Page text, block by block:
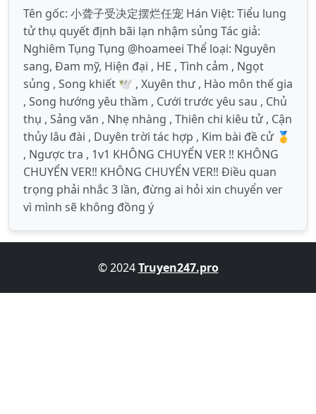
Tên gốc: 小聋子受决定摆烂任宠 Hán Việt: Tiểu lung
tử thụ quyết định bãi lạn nhậm sủng Tác giả:
Nghiêm Tụng Tụng @hoameei Thể loại: Nguyên
sang, Đam mỹ, Hiện đại , HE , Tình cảm , Ngọt
sủng , Song khiết 🕊️ , Xuyên thư , Hào môn thế gia
, Song hướng yêu thầm , Cưới trước yêu sau , Chủ
thụ , Sảng văn , Nhẹ nhàng , Thiên chi kiêu tử , Cận
thủy lâu đài , Duyên trời tác hợp , Kim bài đề cử 🥇
, Ngược tra , 1v1 KHÔNG CHUYỂN VER ‼️ KHÔNG
CHUYỂN VER‼️ KHÔNG CHUYỂN VER‼️ Điều quan
trọng phải nhắc 3 lần, đừng ai hỏi xin chuyển ver
vì mình sẽ không đồng ý
© 2024Truyen247.pro